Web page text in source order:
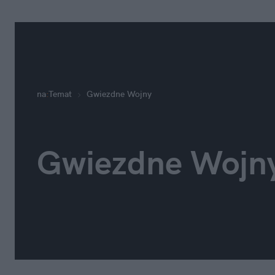
na:Temat Gwiezdne Wojny
Gwiezdne